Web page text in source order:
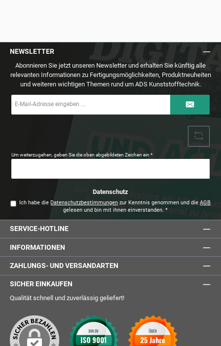
NEWSLETTER
Abonnieren Sie jetzt unseren Newsletter und erhalten Sie künftig alle
relevanten Informationen zu Fertigungsmöglichkeiten, Produktneuheiten
und weiteren wichtigen Themen rund um ADS Kunststofftechnik.
Mail-
Um weiterzugehen, geben Sie die oben abgebildeten Zeichen ein*
Datenschutz
Ich habe die Datenschutzbestimmungen zur Kenntnis genommen und dieAGB
gelesen und bin mit ihnen einverstanden. *
SERVICE-HOTLINE
INFORMATIONEN
ZAHLUNGS- UND VERSANDARTEN
SICHER EINKAUFEN
Qualität schnell und zuverlässig geliefert!